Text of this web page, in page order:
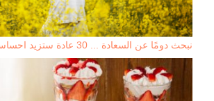
نبحث دومًا عن السعادة ... 30 عادة ستزيد احساسك بالسعادة